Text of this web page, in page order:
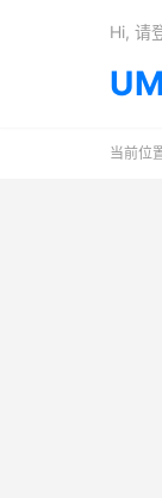
Hi, 请
当前位